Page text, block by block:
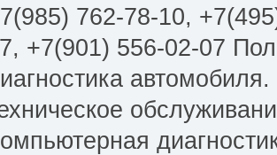
762-78-10,
+7(901) 556-02-07